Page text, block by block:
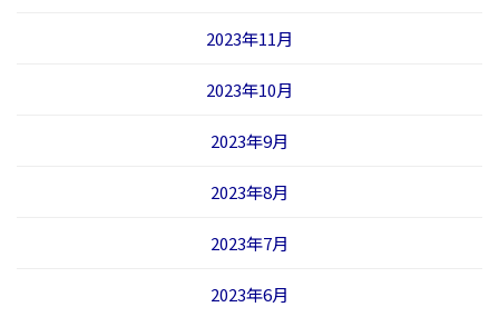
2023年11月
2023年10月
2023年9月
2023年8月
2023年7月
2023年6月